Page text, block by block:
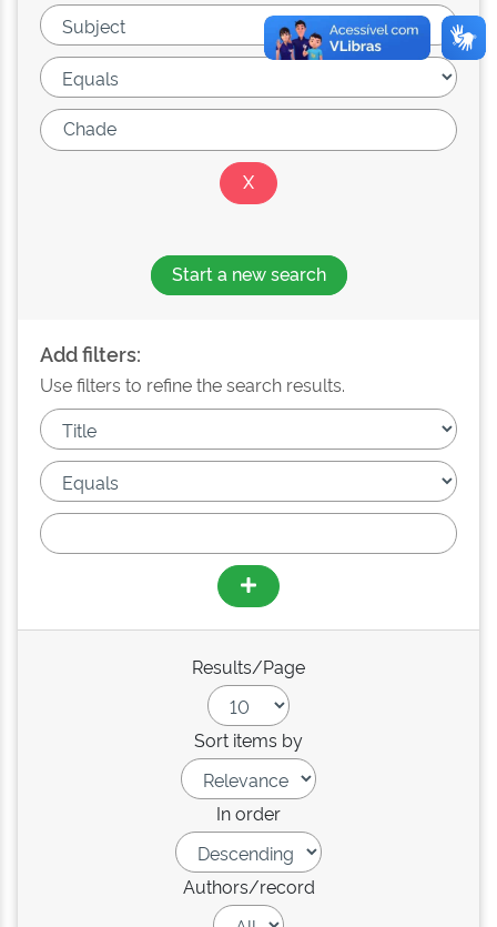
Start a new search
Add filters:
Use filters to refine the search results.
Results/Page
Sort items by
In order
Authors/record